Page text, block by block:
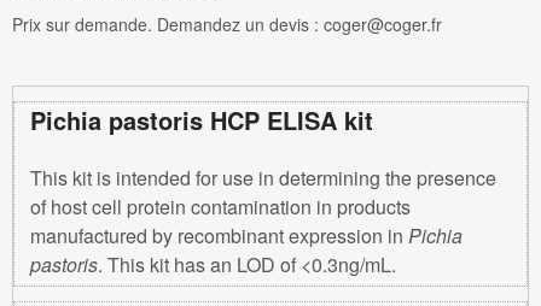
Prix sur demande. Demandez un devis : coger@coger.fr
Pichia pastoris HCP ELISA kit
This kit is intended for use in determining the presence
of host cell protein contamination in products
manufactured by recombinant expression in Pichia
pastoris. This kit has an LOD of <0.3ng/mL.